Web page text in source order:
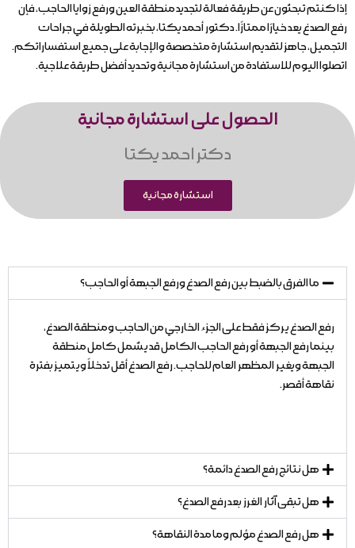
إذا كنتم تبحثون عن طريقة فعالة لتجديد منطقة العين ورفع زوايا الحاجب، فإن
رفع الصدغ يعد خيارًا ممتازًا. دكتور أحمد يكتا، بخبرته الطويلة في جراحات
التجميل، جاهز لتقديم استشارة متخصصة والإجابة على جميع استفساراتكم.
اتصلوا اليوم للاستفادة من استشارة مجانية وتحديد أفضل طريقة علاجية.
الحصول على استشارة مجانية
دکتر احمد یکتا
استشارة مجانية
ما الفرق بالضبط بين رفع الصدغ ورفع الجبهة أو الحاجب؟
رفع الصدغ يركز فقط على الجزء الخارجي من الحاجب ومنطقة الصدغ،
بينما رفع الجبهة أو رفع الحاجب الكامل قد يشمل كامل منطقة
الجبهة ويغير المظهر العام للحاجب. رفع الصدغ أقل تدخلاً ويتميز بفترة
نقاهة أقصر.
هل نتائج رفع الصدغ دائمة؟
هل تبقى آثار الغرز بعد رفع الصدغ؟
هل رفع الصدغ مؤلم وما مدة النقاهة؟